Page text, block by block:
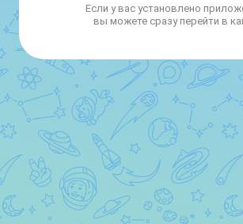
Если у вас установлено
вы можете сразу перейти в